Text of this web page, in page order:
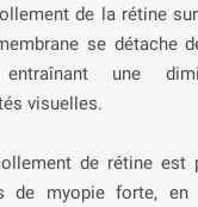
de la rétine
se détache
une
visuelles.
de rétine est
de myopie forte, en